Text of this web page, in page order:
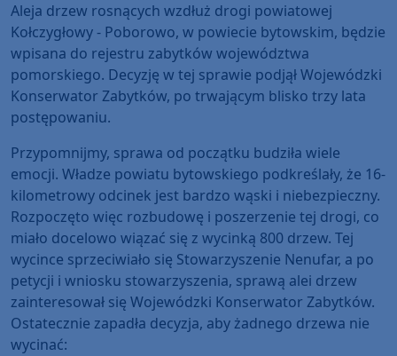
Aleja drzew rosnących wzdłuż drogi powiatowej
Kołczygłowy - Poborowo, w powiecie bytowskim, będzie
wpisana do rejestru zabytków województwa
pomorskiego. Decyzję w tej sprawie podjął Wojewódzki
Konserwator Zabytków, po trwającym blisko trzy lata
postępowaniu.
Przypomnijmy, sprawa od początku budziła wiele
emocji. Władze powiatu bytowskiego podkreślały, że 16-
kilometrowy odcinek jest bardzo wąski i niebezpieczny.
Rozpoczęto więc rozbudowę i poszerzenie tej drogi, co
miało docelowo wiązać się z wycinką 800 drzew. Tej
wycince sprzeciwiało się Stowarzyszenie Nenufar, a po
petycji i wniosku stowarzyszenia, sprawą alei drzew
zainteresował się Wojewódzki Konserwator Zabytków.
Ostatecznie zapadła decyzja, aby żadnego drzewa nie
wycinać: